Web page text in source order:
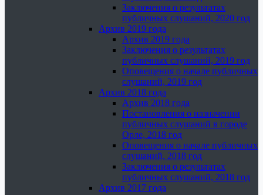
Заключения о результатах
публичных слушаний, 2020 год
Архив 2019 года
Архив 2019 года
Заключения о результатах
публичных слушаний, 2019 год
Оповещения о начале публичных
слушаний, 2019 год
Архив 2018 года
Архив 2018 года
Постановления о назначении
публичных слушаний в городе
Орле, 2018 год
Оповещения о начале публичных
слушаний, 2018 год
Заключения о результатах
публичных слушаний, 2018 год
Архив 2017 года